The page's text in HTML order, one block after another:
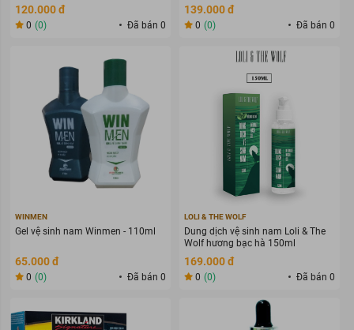
120.000 đ
0 (0) Đã bán 0
139.000 đ
0 (0) Đã bán 0
WINMEN
Gel vệ sinh nam Winmen - 110ml
65.000 đ
0 (0) Đã bán 0
LOLI & THE WOLF
Dung dịch vệ sinh nam Loli & The
Wolf hương bạc hà 150ml
169.000 đ
0 (0) Đã bán 0